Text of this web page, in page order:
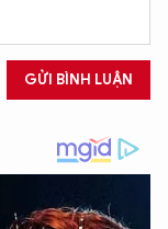
GỬI BÌNH LUẬN